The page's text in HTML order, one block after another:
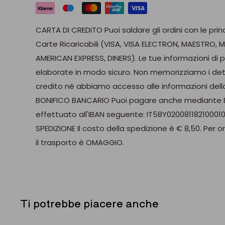
lavastoviglie fino a 500 cicli di lavaggio.
Possibilità di personalizzazione con ordine minimo
preventivo, contattarci a nostro indirizzo email:
CARTA DI CREDITO Puoi saldare gli ordini con le
Carte Ricaricabili (VISA, VISA ELECTRON, MAESTRO,
AMERICAN EXPRESS, DINERS). Le tue informazioni
elaborate in modo sicuro. Non memorizziamo i
credito né abbiamo accesso alle informazioni
BONIFICO BANCARIO Puoi pagare anche
effettuato all'IBAN seguente:
SPEDIZIONE Il costo della spedizione è € 8,50. Per
il trasporto è OMAGGIO.
Ti potrebbe piacere anche